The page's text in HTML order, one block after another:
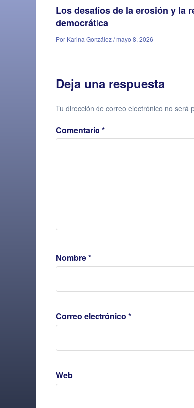
Los desafíos de la erosión y la
democrática
Por Karina González / mayo 8, 2026
Deja una respuesta
Tu dirección de correo electrónico no será
Comentario *
Nombre*
Correo electrónico *
Web